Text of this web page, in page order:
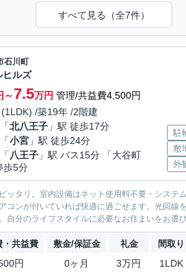
すべて見る（全7件）
石川町
ヒルズ
～7.5万円 管理/共益費4,500円
/築19年 /2階建
「北八王子 」駅 徒歩17分
「小宮 」駅 徒歩24分
「 八王子 」駅 バス15分 「大谷町
歩5分
駐
敷
外
ッタリ。室内設備はネット使用料不要・シス
コンが付いていれば快適に過ごせます。光回線
自分のライフスタイルに必要なお住まいをお選
・共益費 敷金/保証金 礼金 間取り
円 0ヶ月 3万円 1LDK